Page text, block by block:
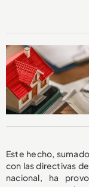
Este hecho,
con las directivas
nacional, ha